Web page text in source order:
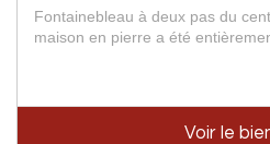
Au sein du village recherché de
charmante propriété close de
Voir le